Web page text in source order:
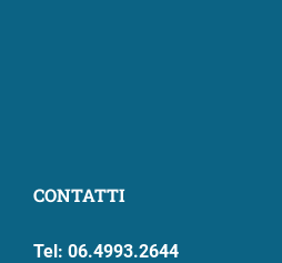
CONTATTI
Tel: 06.4993.2644